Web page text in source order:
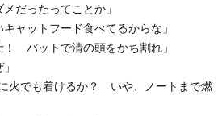
だったってことか」
ャットフード食べてるからな」
バットで清の頭をかち割れ」
火でも着けるか？ いや、ノートまで燃